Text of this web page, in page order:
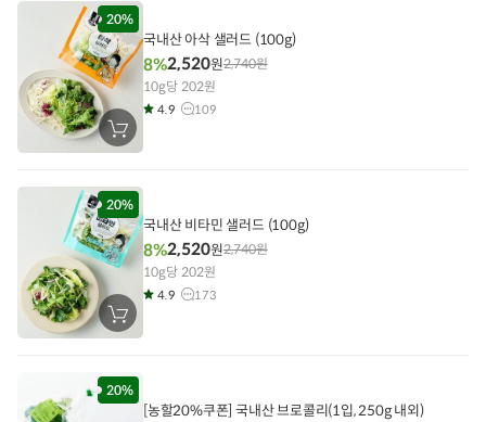
에
담
기
20%
장
바
에
담
기
국내산 아삭 샐러드 (100g)
8%2,520원2,740원
10g당 202원
4.9 109
20%
장
바
에
담
기
국내산 비타민 샐러드 (100g)
8%2,520원2,740원
10g당 202원
4.9 173
20%
[농할20%쿠폰] 국내산 브로콜리(1입, 250g 내외)